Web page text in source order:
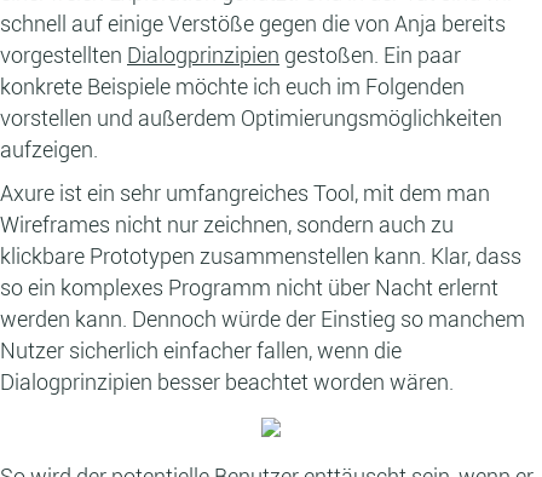
schnell auf einige Verstöße gegen die von Anja bereits
vorgestellten Dialogprinzipien gestoßen. Ein paar
konkrete Beispiele möchte ich euch im Folgenden
vorstellen und außerdem Optimierungsmöglichkeiten
aufzeigen.
Axure ist ein sehr umfangreiches Tool, mit dem man
Wireframes nicht nur zeichnen, sondern auch zu
klickbare Prototypen zusammenstellen kann. Klar, dass
so ein komplexes Programm nicht über Nacht erlernt
werden kann. Dennoch würde der Einstieg so manchem
Nutzer sicherlich einfacher fallen, wenn die
Dialogprinzipien besser beachtet worden wären.